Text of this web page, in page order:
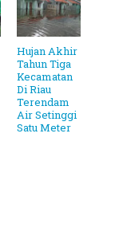
Hujan Akhir
Tahun Tiga
Kecamatan
Di Riau
Terendam
Air Setinggi
Satu Meter